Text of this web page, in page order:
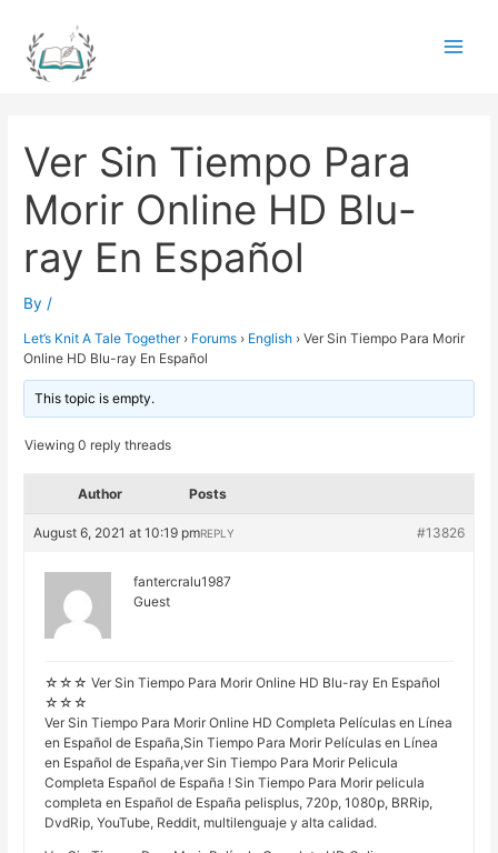
content
Ver Sin Tiempo Para
Morir Online HD Blu-
ray En Español
By /
Let’s Knit A Tale Together › Forums › English › Ver Sin Tiempo Para Morir
Online HD Blu-ray En Español
This topic is empty.
Viewing 0 reply threads
Author Posts
August 6, 2021 at 10:19 pm #13826
REPLY
fantercralu1987
Guest
☆☆☆ Ver Sin Tiempo Para Morir Online HD Blu-ray En Español
☆☆☆
Ver Sin Tiempo Para Morir Online HD Completa Películas en Línea
en Español de España,Sin Tiempo Para Morir Películas en Línea
en Español de España,ver Sin Tiempo Para Morir Pelicula
Completa Español de España ! Sin Tiempo Para Morir pelicula
completa en Español de España pelisplus, 720p, 1080p, BRRip,
DvdRip, YouTube, Reddit, multilenguaje y alta calidad.